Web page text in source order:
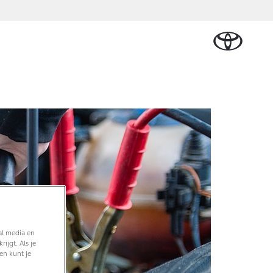
Werkplaatsafspraak
maken
Contact en route
media en
Als je
kunt je